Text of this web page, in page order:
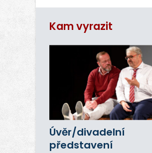
Kam vyrazit
Úvěr/divadelní
představení